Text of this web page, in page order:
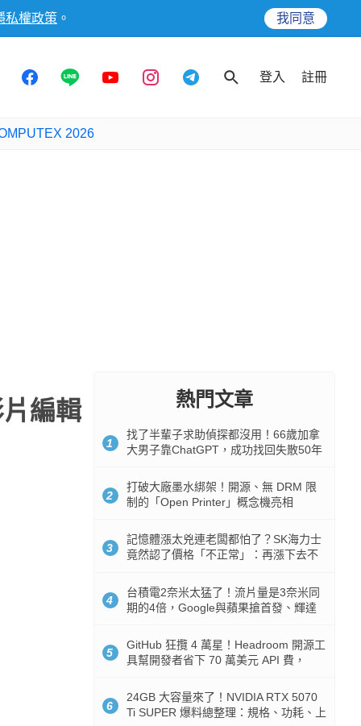
私權政策 。 我同意
登入 註冊
2026
編輯
熱門文章
1
找了半輩子求助偵探都沒用！66歲加拿
大男子靠ChatGPT，成功找回失散50年
2
打破大廠墨水綁架！開源、無 DRM 限
制的「Open Printer」概念機亮相
3
記憶體漲太兇連老闆都怕了？SK海力士
竟然認了價格「不正常」：再漲下去不
4
台積電2奈米太猛了！流片量是3奈米同
期的4倍，Google與蘋果搶首發、輝達
5
GitHub 狂攬 4 萬星！Headroom 開源工
具幫開發者省下 70 萬美元 API 費，
6
24GB 大容量來了！NVIDIA RTX 5070
Ti SUPER 爆料總整理：規格、功耗、上